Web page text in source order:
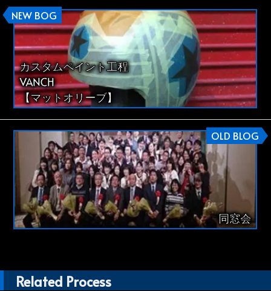
NEW BOG
カスタムペイント工程
VANCH
【マットオリーブ】
OLD BLOG
同窓会
Related Process